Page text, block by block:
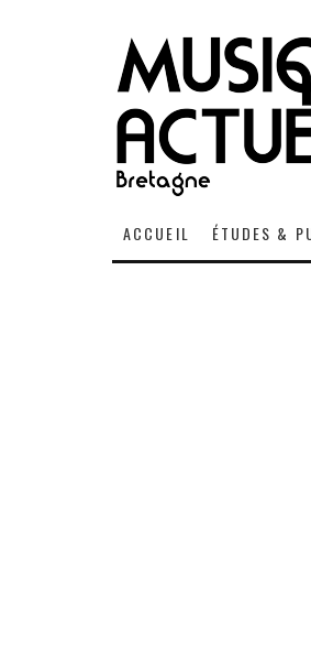
ACCUEIL ÉTUDES &